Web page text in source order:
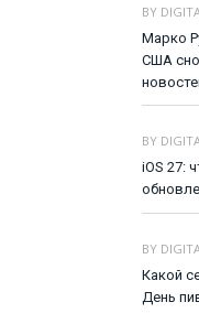
BY
Марко
США
BY
iOS 27:
BY
Какой
День